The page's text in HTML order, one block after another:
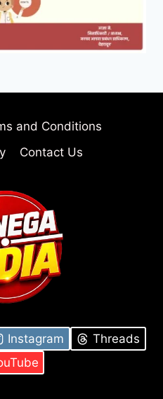
and Conditions
Contact Us
Instagram
Threads